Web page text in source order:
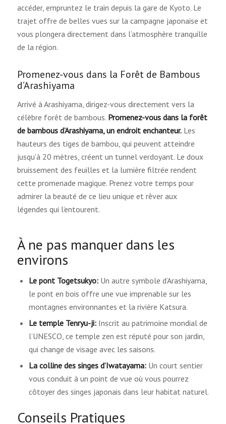
accéder, empruntez le train depuis la gare de Kyoto. Le
trajet offre de belles vues sur la campagne japonaise et
vous plongera directement dans l’atmosphère tranquille
de la région.
Promenez-vous dans la Forêt de Bambous
d’Arashiyama
Arrivé à Arashiyama, dirigez-vous directement vers la
célèbre forêt de bambous. Promenez-vous dans la forêt
de bambous d’Arashiyama, un endroit enchanteur.Les
hauteurs des tiges de bambou, qui peuvent atteindre
jusqu’à 20 mètres, créent un tunnel verdoyant. Le doux
bruissement des feuilles et la lumière filtrée rendent
cette promenade magique. Prenez votre temps pour
admirer la beauté de ce lieu unique et rêver aux
légendes qui l’entourent.
À ne pas manquer dans les
environs
Le pont Togetsukyo:Un autre symbole d’Arashiyama,
le pont en bois offre une vue imprenable sur les
montagnes environnantes et la rivière Katsura.
Le temple Tenryu-ji:Inscrit au patrimoine mondial de
l’UNESCO, ce temple zen est réputé pour son jardin,
qui change de visage avec les saisons.
La colline des singes d’Iwatayama:Un court sentier
vous conduit à un point de vue où vous pourrez
côtoyer des singes japonais dans leur habitat naturel.
Conseils Pratiques